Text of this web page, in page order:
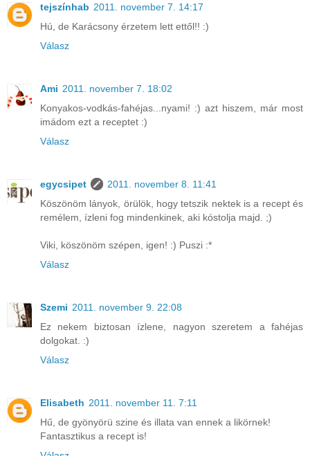
tejszínhab 2011. november 7. 14:17
Hú, de Karácsony érzetem lett ettől!! :)
Válasz
Ami 2011. november 7. 18:02
Konyakos-vodkás-fahéjas...nyami! :) azt hiszem, már most
imádom ezt a receptet :)
Válasz
egycsipet
2011. november 8. 11:41
Köszönöm lányok, örülök, hogy tetszik nektek is a recept és
remélem, ízleni fog mindenkinek, aki kóstolja majd. ;)
Viki, köszönöm szépen, igen! :) Puszi :*
Válasz
Szemi 2011. november 9. 22:08
Ez nekem biztosan ízlene, nagyon szeretem a fahéjas
dolgokat. :)
Válasz
Elisabeth 2011. november 11. 7:11
Hű, de gyönyörü szine és illata van ennek a likörnek!
Fantasztikus a recept is!